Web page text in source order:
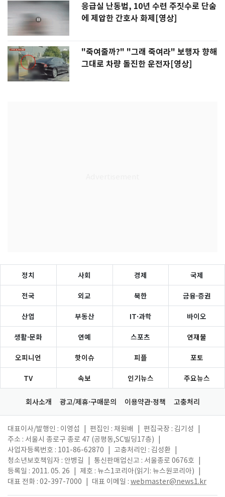
응급실 난동범, 10년 수련 주짓수로 단숨
에 제압한 간호사 화제[영상]
"죽여줄까?" "그래 죽여라" 보행자 향해
그대로 차량 돌진한 운전자[영상]
정치 사회 경제 국제
전국 외교 북한 금융·증권
산업 부동산 IT·과학 바이오
생활·문화 연예 스포츠 연재물
오피니언 핫이슈 피플 포토
TV 속보 인기뉴스 주요뉴스
회사소개 광고/제휴·구매문의 이용약관·정책 고충처리
대표이사/발행인 : 이영섭 편집인 : 채원배 편집국장 : 김기성
주소 : 서울시 종로구 종로 47 (공평동,SC빌딩17층)
사업자등록번호 : 101-86-62870
고충처리인 : 김성환
청소년보호책임자 : 안병길
통신판매업신고 : 서울종로 0676호
등록일 : 2011. 05. 26
제호 : 뉴스1코리아(읽기: 뉴스원코리아)
대표 전화 : 02-397-7000
대표 이메일 : webmaster@news1.kr